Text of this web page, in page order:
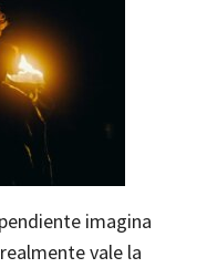
imagina
vale la